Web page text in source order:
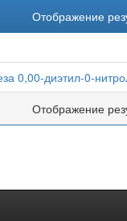
Отображение
0,00-диэтил-0-
Отображение